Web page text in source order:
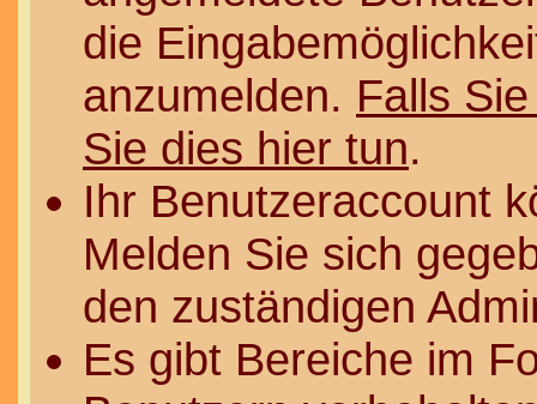
die
anzumelden. Falls
Sie dies hier tun.
Ihr Benutzeraccount
Melden Sie sich
den zuständigen
Es gibt Bereiche im